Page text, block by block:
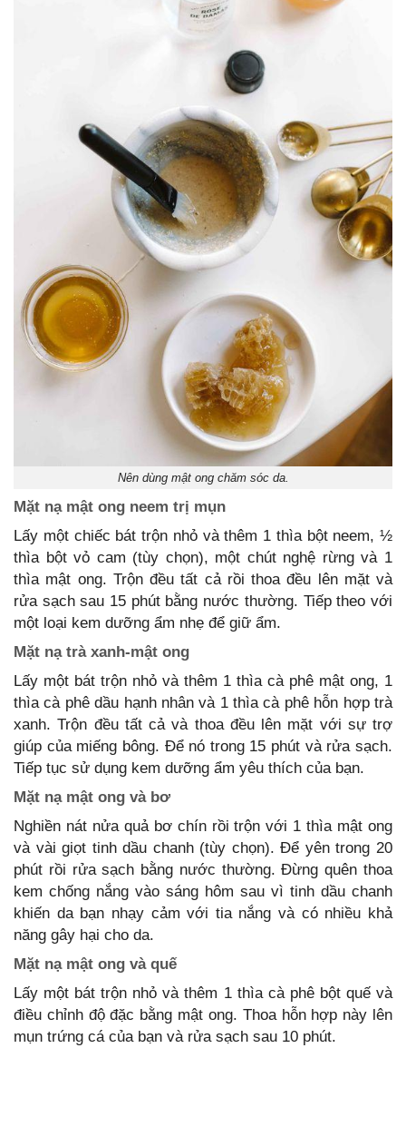
Nên dùng mật ong chăm sóc da.
Mặt nạ mật ong neem trị mụn
Lấy một chiếc bát trộn nhỏ và thêm 1 thìa bột neem, ½
thìa bột vỏ cam (tùy chọn), một chút nghệ rừng và 1
thìa mật ong. Trộn đều tất cả rồi thoa đều lên mặt và
rửa sạch sau 15 phút bằng nước thường. Tiếp theo với
một loại kem dưỡng ẩm nhẹ để giữ ẩm.
Mặt nạ trà xanh-mật ong
Lấy một bát trộn nhỏ và thêm 1 thìa cà phê mật ong, 1
thìa cà phê dầu hạnh nhân và 1 thìa cà phê hỗn hợp trà
xanh. Trộn đều tất cả và thoa đều lên mặt với sự trợ
giúp của miếng bông. Để nó trong 15 phút và rửa sạch.
Tiếp tục sử dụng kem dưỡng ẩm yêu thích của bạn.
Mặt nạ mật ong và bơ
Nghiền nát nửa quả bơ chín rồi trộn với 1 thìa mật ong
và vài giọt tinh dầu chanh (tùy chọn). Để yên trong 20
phút rồi rửa sạch bằng nước thường. Đừng quên thoa
kem chống nắng vào sáng hôm sau vì tinh dầu chanh
khiến da bạn nhạy cảm với tia nắng và có nhiều khả
năng gây hại cho da.
Mặt nạ mật ong và quế
Lấy một bát trộn nhỏ và thêm 1 thìa cà phê bột quế và
điều chỉnh độ đặc bằng mật ong. Thoa hỗn hợp này lên
mụn trứng cá của bạn và rửa sạch sau 10 phút.